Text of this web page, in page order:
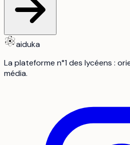
aiduka
La plateforme n°1 des lycéens :
média.